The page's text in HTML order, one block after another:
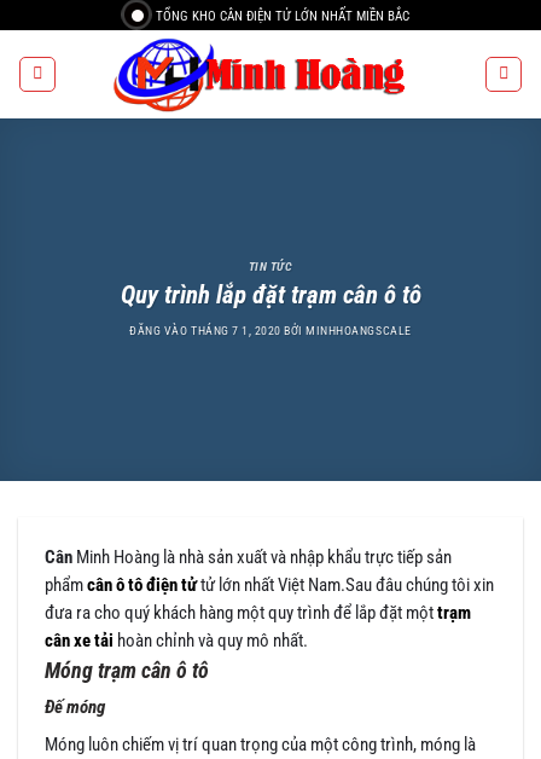
nội
dung
TỔNG KHO CÂN ĐIỆN TỬ LỚN NHẤT MIỀN BẮC
TIN TỨC
Quy trình lắp đặt trạm cân ô tô
ĐĂNG VÀOTHÁNG 7 1, 2020 BỞIMINHHOANGSCALE
Cân Minh Hoàng là nhà sản xuất và nhập khẩu trực tiếp sản
phẩmcân ô tô điện tửtử lớn nhất Việt Nam.Sau đâu chúng tôi xin
đưa ra cho quý khách hàng một quy trình để lắp đặt mộttrạm
cân xe tải hoàn chỉnh và quy mô nhất.
Móng trạm cân ô tô
Đế móng
Móng luôn chiếm vị trí quan trọng của một công trình, móng là